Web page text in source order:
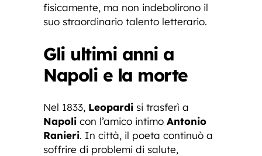
fisicamente, ma non indebolirono il
suo straordinario talento letterario.
Gli ultimi anni a
Napoli e la morte
Nel 1833, Leopardi si trasferì a
Napoli con l’amico intimo Antonio
Ranieri. In città, il poeta continuò a
soffrire di problemi di salute,